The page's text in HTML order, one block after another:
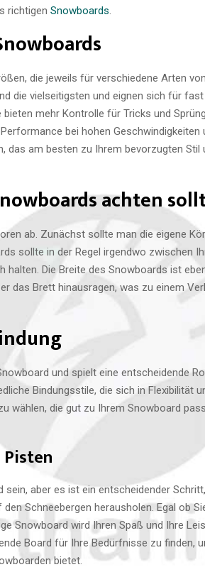
richtigen Snowboards
die jeweils für verschiedene Arten von
die vielseitigsten und eignen sich für
mehr Kontrolle für Tricks und
bei hohen Geschwindigkeiten
das am besten zu Ihrem bevorzugten Stil
achten
ab. Zunächst sollte man die eigene
sollte in der Regel irgendwo zwischen
halten. Die Breite des Snowboards ist
das Brett hinausragen, was zu einem
und spielt eine entscheidende
Bindungsstile, die sich in Flexibilität
wählen, die gut zu Ihrem Snowboard
aber es ist ein entscheidender
Schneebergen herausholen. Egal ob
Snowboard wird Ihren Spaß und Ihre
Board für Ihre Bedürfnisse zu finden,
bietet.